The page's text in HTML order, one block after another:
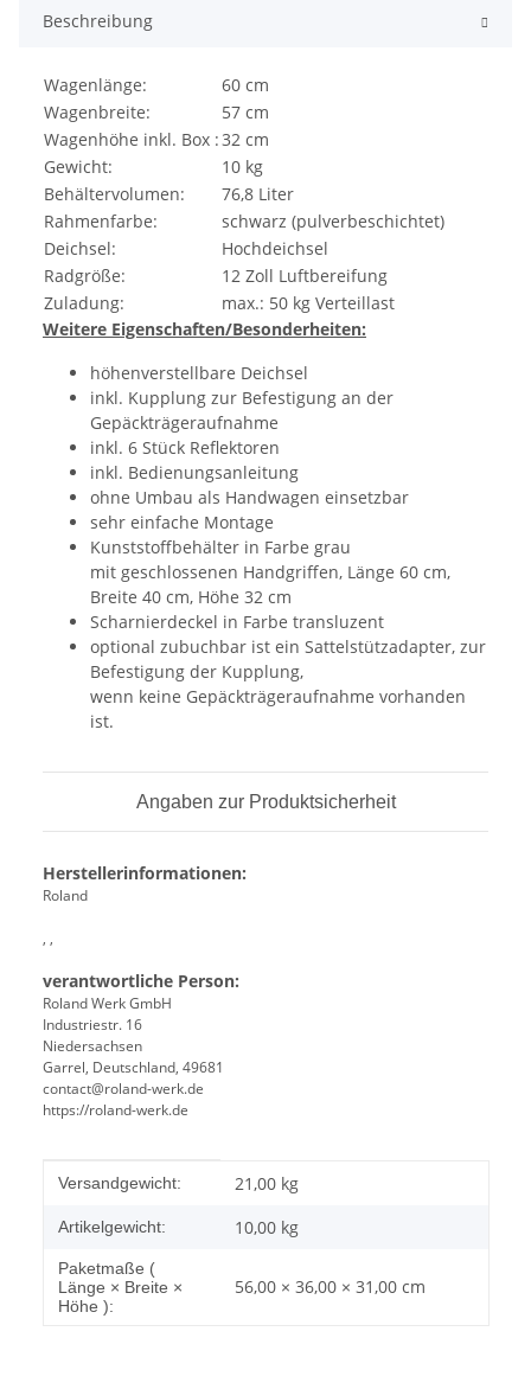
Beschreibung
Wagenlänge:
60 cm
Wagenbreite:
57 cm
Wagenhöhe inkl. Box :32 cm
Gewicht:
10 kg
Behältervolumen:
76,8 Liter
Rahmenfarbe:
schwarz (pulverbeschichtet)
Deichsel:
Hochdeichsel
Radgröße:
12 Zoll Luftbereifung
Zuladung:
max.: 50 kg Verteillast
Weitere Eigenschaften/Besonderheiten:
höhenverstellbare Deichsel
inkl. Kupplung zur Befestigung an der
Gepäckträgeraufnahme
inkl. 6 Stück Reflektoren
inkl. Bedienungsanleitung
ohne Umbau als Handwagen einsetzbar
sehr einfache Montage
Kunststoffbehälter in Farbe grau
mit geschlossenen Handgriffen, Länge 60 cm,
Breite 40 cm, Höhe 32 cm
Scharnierdeckel in Farbe transluzent
optional zubuchbar ist ein Sattelstützadapter, zur
Befestigung der Kupplung,
wenn keine Gepäckträgeraufnahme vorhanden
ist.
Angaben zur Produktsicherheit
Herstellerinformationen:
Roland
, ,
verantwortliche Person:
Roland Werk GmbH
Industriestr. 16
Niedersachsen
Garrel, Deutschland, 49681
contact@roland-werk.de
https://roland-werk.de
Produkteigenschaft
Wert
Versandgewicht: 21,00 kg
Artikelgewicht: 10,00 kg
Paketmaße (
Länge × Breite ×
Höhe ):
56,00 × 36,00 × 31,00 cm